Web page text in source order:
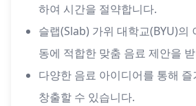
하여 시간을 절약합니다.
슬랩(Slab) 가위 대학교(BYU)의
동에 적합한 맞춤 음료 제안을
다양한 음료 아이디어를 통해
창출할 수 있습니다.